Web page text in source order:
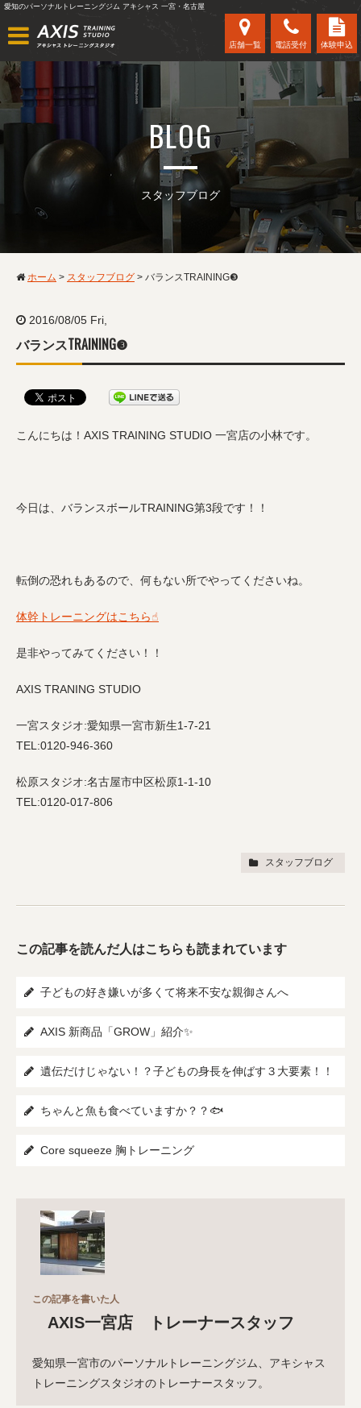
愛知のパーソナルトレーニングジム アキシャス 一宮・名古屋
店舗一覧 電話受付 体験申込
BLOG
スタッフブログ
ホーム > スタッフブログ > バランスTRAINING❸
2016/08/05 Fri,
バランスTRAINING❸
こんにちは！AXIS TRAINING STUDIO 一宮店の小林です。
今日は、バランスボールTRAINING第3段です！！
転倒の恐れもあるので、何もない所でやってくださいね。
体幹トレーニングはこちら☝︎
是非やってみてください！！
AXIS TRANING STUDIO
一宮スタジオ:愛知県一宮市新生1-7-21
TEL:0120-946-360
松原スタジオ:名古屋市中区松原1-1-10
TEL:0120-017-806
スタッフブログ
この記事を読んだ人はこちらも読まれています
子どもの好き嫌いが多くて将来不安な親御さんへ
AXIS 新商品「GROW」紹介✨
遺伝だけじゃない！？子どもの身長を伸ばす３大要素！！
ちゃんと魚も食べていますか？？🐟
Core squeeze 胸トレーニング
この記事を書いた人
AXIS一宮店 トレーナースタッフ
愛知県一宮市のパーソナルトレーニングジム、アキシャス
トレーニングスタジオのトレーナースタッフ。